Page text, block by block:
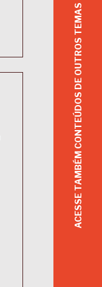
ACESSE TAMBÉM CONTEÚDOS DE OUTROS TEMAS